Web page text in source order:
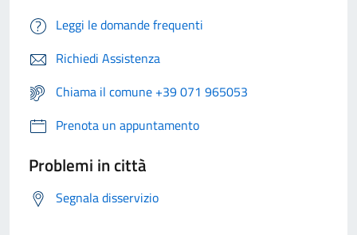
Leggi le domande frequenti
Richiedi Assistenza
Chiama il comune +39 071 965053
Prenota un appuntamento
Problemi in città
Segnala disservizio